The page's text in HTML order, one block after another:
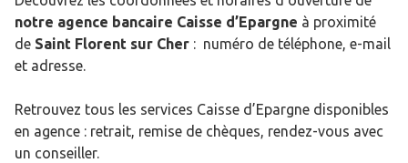
notre agence bancaire Caisse d’Epargne à proximité
de Saint Florent sur Cher : numéro de téléphone, e-mail
et adresse.
Retrouvez tous les services Caisse d’Epargne disponibles
en agence : retrait, remise de chèques, rendez-vous avec
un conseiller.